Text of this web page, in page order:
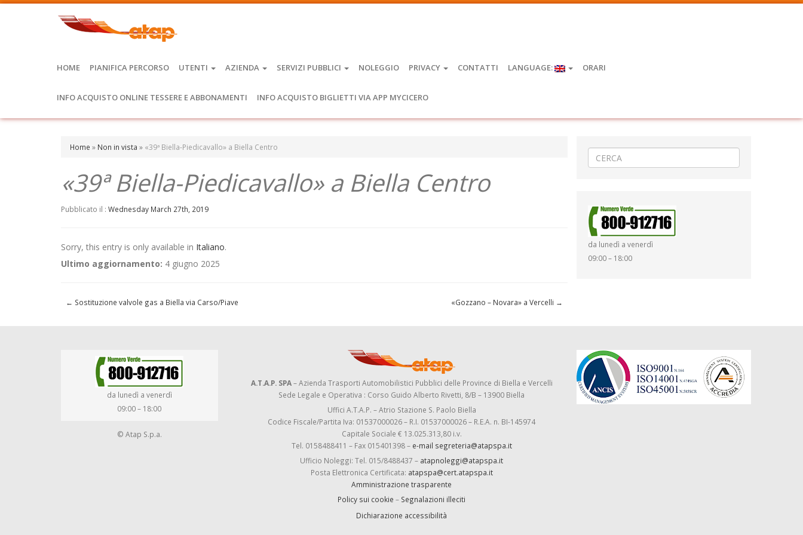
HOME PIANIFICA PERCORSO UTENTI AZIENDA SERVIZI PUBBLICI NOLEGGIO PRIVACY CONTATTI LANGUAGE: ORARI
INFO ACQUISTO ONLINE TESSERE E ABBONAMENTI INFO ACQUISTO BIGLIETTI VIA APP MYCICERO
Home » Non in vista » «39ª Biella-Piedicavallo» a Biella Centro
«39ª Biella-Piedicavallo» a Biella Centro
Pubblicato il : Wednesday March 27th, 2019
Sorry, this entry is only available in Italiano.
Ultimo aggiornamento: 4 giugno 2025
← Sostituzione valvole gas a Biella via Carso/Piave «Gozzano – Novara» a Vercelli →
da lunedì a venerdì
09:00 – 18:00
da lunedì a venerdì
09:00 – 18:00
© Atap S.p.a.
A.T.A.P. SPA– Azienda Trasporti Automobilistici Pubblici delle Province di Biella e Vercelli
Sede Legale e Operativa : Corso Guido Alberto Rivetti, 8/B – 13900 Biella
Uffici A.T.A.P. – Atrio Stazione S. Paolo Biella
Codice Fiscale/Partita Iva: 01537000026 – R.I. 01537000026 – R.E.A. n. BI-145974
Capitale Sociale € 13.025.313,80 i.v.
Tel. 0158488411 – Fax 015401398 – e-mail segreteria@atapspa.it
Ufficio Noleggi: Tel. 015/8488437 – atapnoleggi@atapspa.it
Posta Elettronica Certificata: atapspa@cert.atapspa.it
Amministrazione trasparente
Policy sui cookie – Segnalazioni illeciti
Dichiarazione accessibilità